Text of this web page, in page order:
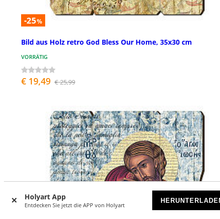
Holyart App
Entdecken Sie jetzt die APP von Holyart
-25%
Bild aus Holz retro God Bless Our Home, 35x30 cm
VORRÄTIG
€ 19,49 € 25,99